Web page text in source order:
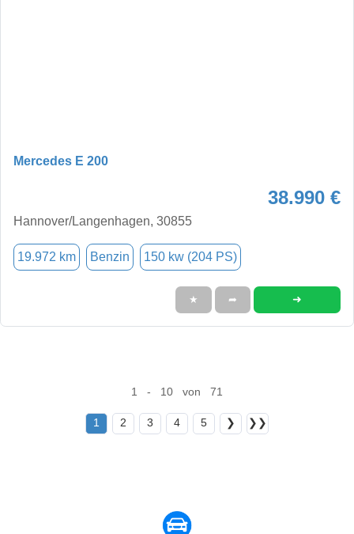
Mercedes E 200
38.990 €
Hannover/Langenhagen, 30855
19.972 km Benzin 150 kw (204 PS)
★ ➦ ➜
1 - 10 von 71
1 2 3 4 5 ❯ ❯❯